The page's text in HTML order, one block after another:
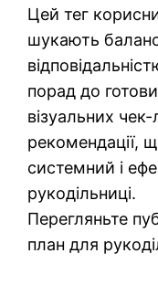
Цей тег
шукають
порад до
візуальних
рекомендації,
системний і
рукодільниці.
Перегляньте
план для